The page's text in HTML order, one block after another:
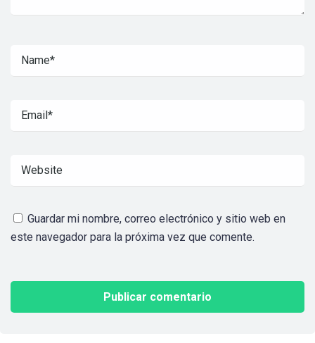
Guardar mi nombre, correo electrónico y sitio web en
este navegador para la próxima vez que comente.